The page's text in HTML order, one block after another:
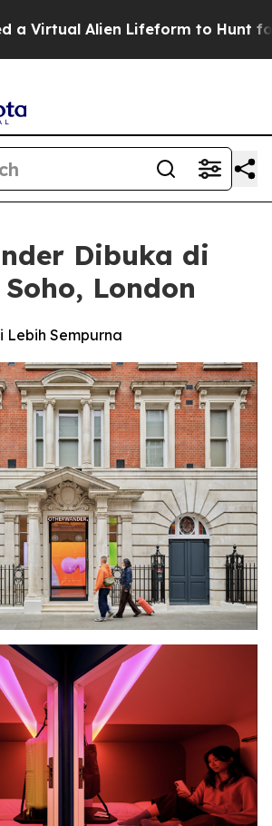
Alien Lifeform to Hunt for
Dibuka di
London
Lebih Sempurna